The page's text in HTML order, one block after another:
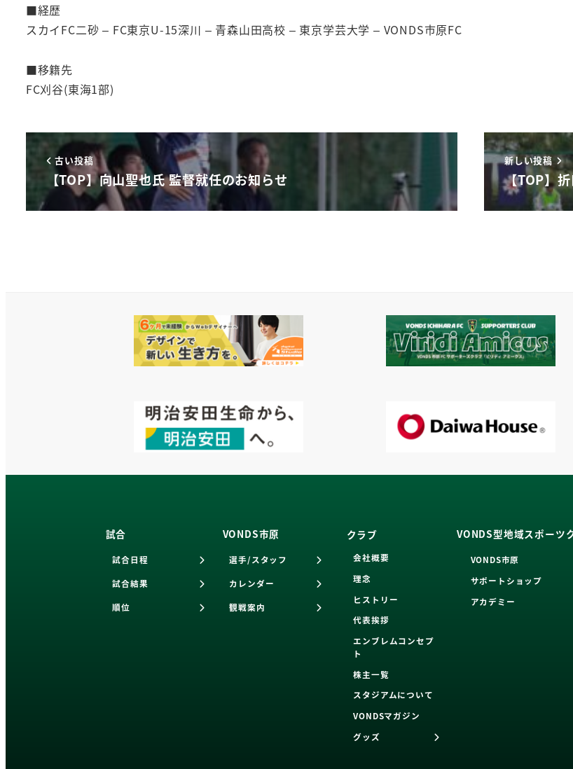
■経歴
スカイFC二砂 – FC東京U-15深川 – 青森山田高校 – 東京学芸大学 – VONDS市原FC
■移籍先
FC刈谷(東海1部)
古い投稿
【TOP】向山聖也氏 監督就任のお知らせ
新しい投稿
【TOP】
試合
試合日程
試合結果
順位
VONDS市原
選手/スタッフ
カレンダー
観戦案内
クラブ
会社概要
理念
ヒストリー
代表挨拶
エンブレムコンセプ
ト
株主一覧
スタジアムについて
VONDSマガジン
グッズ
VONDS型地域スポーツ
VONDS市原
サポートショップ
アカデミー